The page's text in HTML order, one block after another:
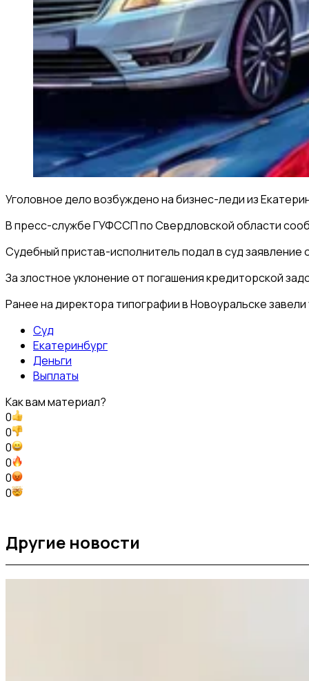
Уголовное дело возбуждено на бизнес-леди из
В пресс-службе ГУФССП по Свердловской области
Судебный пристав-исполнитель подал в суд
За злостное уклонение от погашения кредиторской
Ранее на директора типографии в Новоуральске
Суд
Екатеринбург
Деньги
Выплаты
Как вам материал?
0
0
0
0
0
0
Другие новости